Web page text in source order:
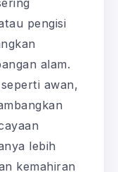
pengisi
alam.
awan,
lebih
kemahiran